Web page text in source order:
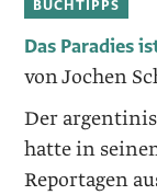
BUCHTIPPS
Das Paradies
von Jochen
Der
hatte in
Reportagen